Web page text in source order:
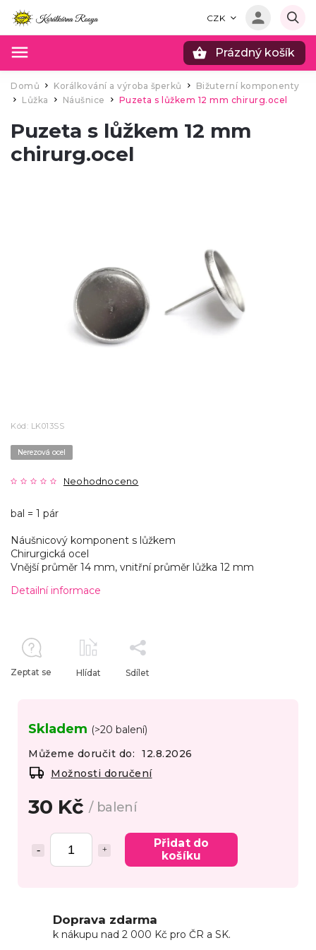
CZK
Prázdný košík
Domů / Korálkování a výroba šperků
Bižuterní komponenty
/
Lůžka Náušnice Puzeta s lůžkem 12 mm chirurg.ocel
Puzeta s lůžkem 12 mm
chirurg.ocel
Kód: LK013SS
Nerezová ocel
Neohodnoceno
30 Kč/ balení
Přidat do
košíku
Skladem (>20 balení)
Můžeme doručit do:
12.8.2026
Možnosti doručení
bal = 1 pár
Náušnicový komponent s lůžkem
Chirurgická ocel
Vnější průměr 14 mm, vnitřní průměr lůžka 12 mm
Detailní informace
Zeptat se Hlídat Sdílet
Doprava zdarma
k nákupu nad 2 000 Kč pro ČR a SK.